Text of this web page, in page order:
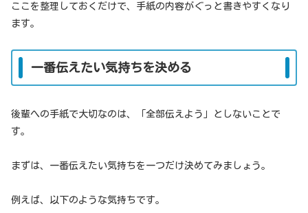
ここを整理しておくだけで、手紙の内容がぐっと書きやすくなり
ます。
一番伝えたい気持ちを決める
後輩への手紙で大切なのは、「全部伝えよう」としないことで
す。
まずは、一番伝えたい気持ちを一つだけ決めてみましょう。
例えば、以下のような気持ちです。